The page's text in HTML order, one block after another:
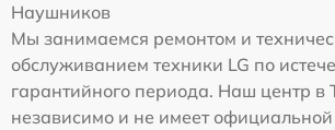
Наушников
Мы занимаемся ремонтом и
обслуживанием техники LG по
гарантийного периода. Наш центр в
независимо и не имеет